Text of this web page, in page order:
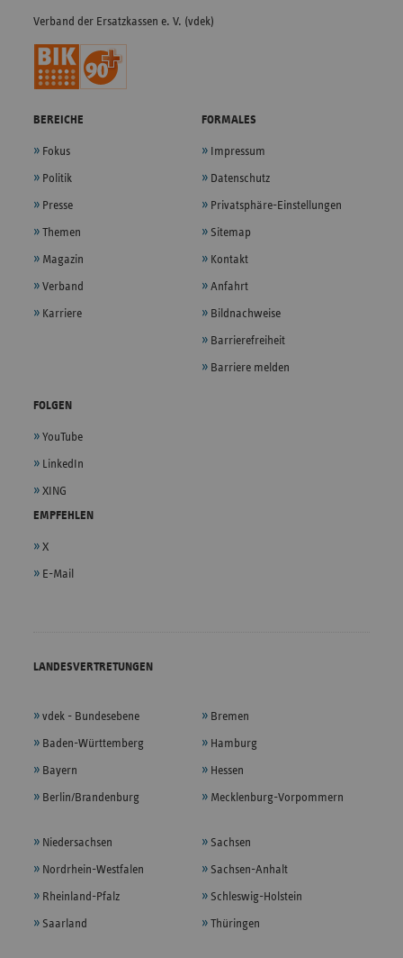
Verband der Ersatzkassen e. V. (vdek)
BEREICHE
Fokus
Politik
Presse
Themen
Magazin
Verband
Karriere
FORMALES
Impressum
Datenschutz
Privatsphäre-Einstellungen
Sitemap
Kontakt
Anfahrt
Bildnachweise
Barrierefreiheit
Barriere melden
FOLGEN
YouTube
LinkedIn
XING
EMPFEHLEN
X
E-Mail
LANDESVERTRETUNGEN
vdek - Bundesebene
Baden-Württemberg
Bayern
Berlin/Brandenburg
Bremen
Hamburg
Hessen
Mecklenburg-Vorpommern
Niedersachsen
Nordrhein-Westfalen
Rheinland-Pfalz
Saarland
Sachsen
Sachsen-Anhalt
Schleswig-Holstein
Thüringen